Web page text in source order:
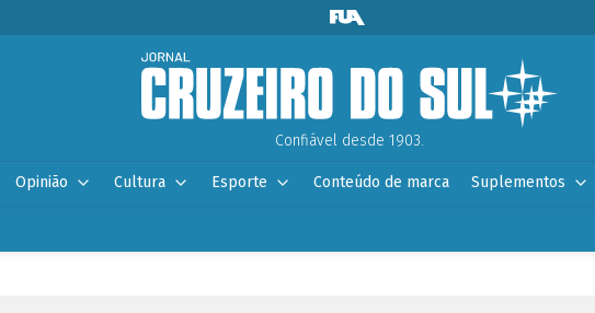
Confiável desde 1903.
Opinião Cultura Esporte Conteúdo de marca Suplementos